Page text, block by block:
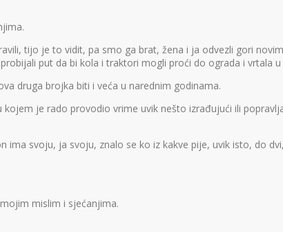
tijo je to vidit, pa smo ga brat, žena i ja odvezli gori
put da bi kola i traktori mogli proći do ograda i vrtala u
druga brojka biti i veća u narednim godinama.
je rado provodio vrime uvik nešto izrađujući ili
svoju, ja svoju, znalo se ko iz kakve pije, uvik isto, do
mislim i sjećanjima.